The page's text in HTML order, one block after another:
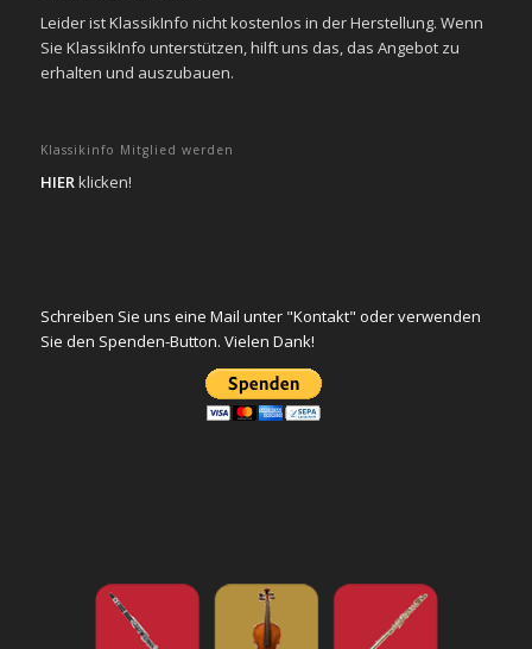
Leider ist KlassikInfo nicht kostenlos in der Herstellung. Wenn
Sie KlassikInfo unterstützen, hilft uns das, das Angebot zu
erhalten und auszubauen.
Klassikinfo Mitglied werden
HIERklicken!
Schreiben Sie uns eine Mail unter "Kontakt" oder verwenden
Sie den Spenden-Button. Vielen Dank!